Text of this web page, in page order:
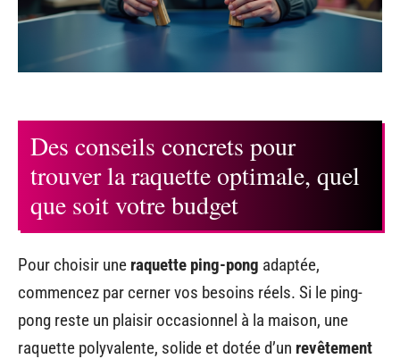
Des conseils concrets pour
trouver la raquette optimale, quel
que soit votre budget
Pour choisir une raquette ping-pong adaptée,
commencez par cerner vos besoins réels. Si le ping-
pong reste un plaisir occasionnel à la maison, une
raquette polyvalente, solide et dotée d’un revêtement